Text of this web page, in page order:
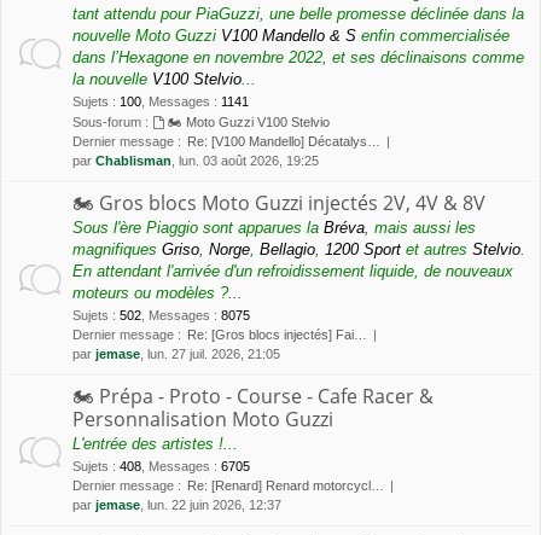
tant attendu pour PiaGuzzi, une belle promesse déclinée dans la
nouvelle Moto Guzzi V100 Mandello & S enfin commercialisée
dans l’Hexagone en novembre 2022, et ses déclinaisons comme
la nouvelle V100 Stelvio
Sujets : 100 Messages : 1141
Sous-forum :
🏍 Moto Guzzi V100 Stelvio
Dernier message : Re: [V100 Mandello] Décatalys…
par Chablisman , lun. 03 août 2026, 19:25
🏍 Gros blocs Moto Guzzi injectés 2V, 4V & 8V
Sous l'ère Piaggio sont apparues la Bréva , mais aussi les
magnifiques Griso Norge Bellagio 1200 Sport et autres Stelvio
En attendant l'arrivée d'un refroidissement liquide, de nouveaux
moteurs ou modèles ?...
Sujets : 502 Messages : 8075
Dernier message : Re: [Gros blocs injectés] Fai…
par jemase , lun. 27 juil. 2026, 21:05
🏍 Prépa - Proto - Course - Cafe Racer &
Personnalisation Moto Guzzi
L'entrée des artistes !...
Sujets : 408 Messages : 6705
Dernier message : Re: [Renard] Renard motorcycl…
par jemase , lun. 22 juin 2026, 12:37